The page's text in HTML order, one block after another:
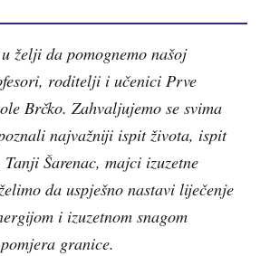
želji da pomognemo našoj
roditelji i učenici Prve
Brčko. Zahvaljujemo se svima
najvažniji ispit života, ispit
Šarenac, majci izuzetne
da uspješno nastavi liječenje
i izuzetnom snagom
granice.